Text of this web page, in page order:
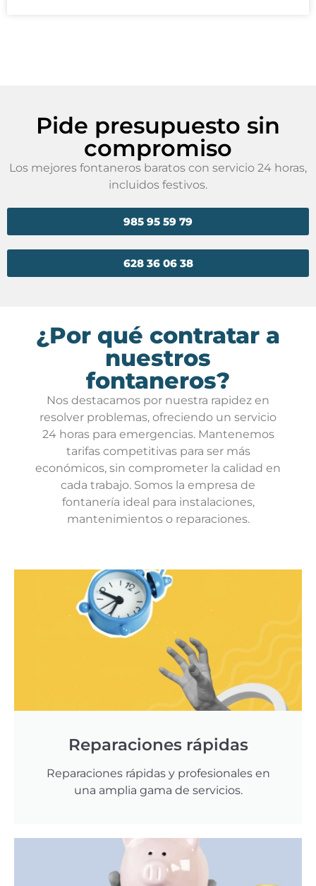
Pide presupuesto sin
compromiso
Los mejores fontaneros baratos con servicio 24 horas,
incluidos festivos.
628 36 06 38
985 95 59 79
¿Por qué contratar a
nuestros
fontaneros?
Nos destacamos por nuestra rapidez en
resolver problemas, ofreciendo un servicio
24 horas para emergencias. Mantenemos
tarifas competitivas para ser más
económicos, sin comprometer la calidad en
cada trabajo. Somos la empresa de
fontanería ideal para instalaciones,
mantenimientos o reparaciones.
Reparaciones rápidas
Reparaciones rápidas y profesionales en
una amplia gama de servicios.